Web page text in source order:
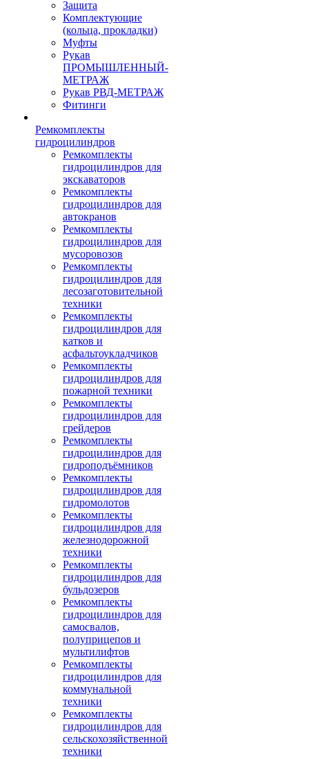
Защита
Комплектующие
(кольца, прокладки)
Муфты
Рукав
ПРОМЫШЛЕННЫЙ-
МЕТРАЖ
Рукав РВД-МЕТРАЖ
Фитинги
Ремкомплекты
гидроцилиндров
Ремкомплекты
гидроцилиндров для
экскаваторов
Ремкомплекты
гидроцилиндров для
автокранов
Ремкомплекты
гидроцилиндров для
мусоровозов
Ремкомплекты
гидроцилиндров для
лесозаготовительной
техники
Ремкомплекты
гидроцилиндров для
катков и
асфальтоукладчиков
Ремкомплекты
гидроцилиндров для
пожарной техники
Ремкомплекты
гидроцилиндров для
грейдеров
Ремкомплекты
гидроцилиндров для
гидроподъёмников
Ремкомплекты
гидроцилиндров для
гидромолотов
Ремкомплекты
гидроцилиндров для
железнодорожной
техники
Ремкомплекты
гидроцилиндров для
бульдозеров
Ремкомплекты
гидроцилиндров для
самосвалов,
полуприцепов и
мультилифтов
Ремкомплекты
гидроцилиндров для
коммунальной
техники
Ремкомплекты
гидроцилиндров для
сельскохозяйственной
техники